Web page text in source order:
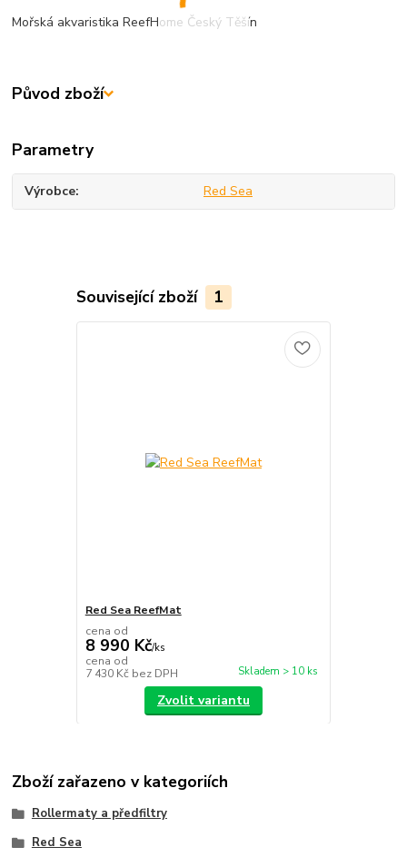
Mořská akvaristika ReefHome Český Těšín
Původ zboží
Parametry
Výrobce Red Sea
Související zboží 1
Red Sea ReefMat
cena od
8 990 Kč/ks
cena od
7 430 Kč bez DPH Skladem > 10 ks
Zvolit variantu
Zboží zařazeno v kategoriích
Rollermaty a předfiltry
Red Sea